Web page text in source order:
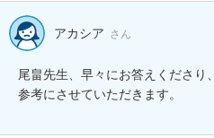
アカシア さん
尾畠先生、早々にお答えくださり
参考にさせていただきます。